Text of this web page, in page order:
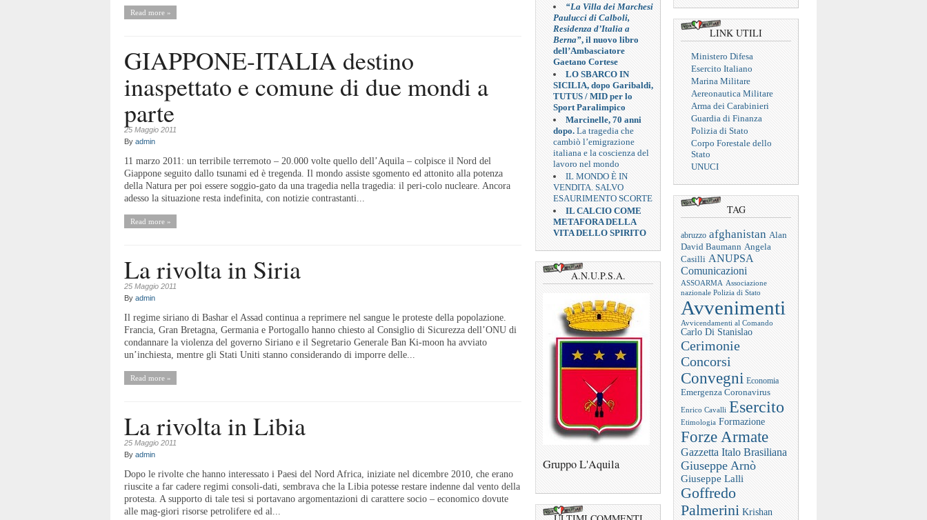
Read more »
GIAPPONE-ITALIA destino
inaspettato e comune di due mondi a
parte
25 Maggio 2011
By admin
11 marzo 2011: un terribile terremoto – 20.000 volte quello dell’Aquila – colpisce il Nord del
Giappone seguito dallo tsunami ed è tregenda. Il mondo assiste sgomento ed attonito alla potenza
della Natura per poi essere soggio-gato da una tragedia nella tragedia: il peri-colo nucleare. Ancora
adesso la situazione resta indefinita, con notizie contrastanti...
Read more »
La rivolta in Siria
25 Maggio 2011
By admin
Il regime siriano di Bashar el Assad continua a reprimere nel sangue le proteste della popolazione.
Francia, Gran Bretagna, Germania e Portogallo hanno chiesto al Consiglio di Sicurezza dell’ONU di
condannare la violenza del governo Siriano e il Segretario Generale Ban Ki-moon ha avviato
un’inchiesta, mentre gli Stati Uniti stanno considerando di imporre delle...
Read more »
La rivolta in Libia
25 Maggio 2011
By admin
Dopo le rivolte che hanno interessato i Paesi del Nord Africa, iniziate nel dicembre 2010, che erano
riuscite a far cadere regimi consoli-dati, sembrava che la Libia potesse restare indenne dal vento della
protesta. A supporto di tale tesi si portavano argomentazioni di carattere socio – economico dovute
alle mag-giori risorse petrolifere ed al...
“La Villa dei Marchesi
Paulucci di Calboli,
Residenza d’Italia a
Berna”, il nuovo libro
dell’Ambasciatore
Gaetano Cortese
LO SBARCO IN
SICILIA, dopo Garibaldi,
TUTUS / MID per lo
Sport Paralimpico
Marcinelle, 70 anni
dopo. La tragedia che
cambiò l’emigrazione
italiana e la coscienza del
lavoro nel mondo
IL MONDO È IN
VENDITA. SALVO
ESAURIMENTO SCORTE
IL CALCIO COME
METAFORA DELLA
VITA DELLO SPIRITO
A.N.U.P.S.A.
Gruppo L'Aquila
LINK UTILI
Ministero Difesa
Esercito Italiano
Marina Militare
Aereonautica Militare
Arma dei Carabinieri
Guardia di Finanza
Polizia di Stato
Corpo Forestale dello
Stato
UNUCI
TAG
abruzzo afghanistan Alan
David Baumann Angela
Casilli ANUPSA
Comunicazioni
ASSOARMA Associazione
nazionale Polizia di Stato
Avvenimenti
Avvicendamenti al Comando
Carlo Di Stanislao
Cerimonie
Concorsi
Convegni Economia
Emergenza Coronavirus
Enrico Cavalli Esercito
Etimologia Formazione
Forze Armate
Gazzetta Italo Brasiliana
Giuseppe Arnò
Giuseppe Lalli
Goffredo
Palmerini Krishan